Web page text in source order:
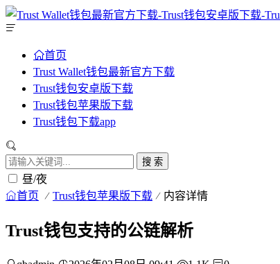
首页
Trust Wallet钱包最新官方下载
Trust钱包安卓版下载
Trust钱包苹果版下载
Trust钱包下载app
搜 索
昼/夜
首页 Trust钱包苹果版下载 内容详情
Trust钱包支持的公链解析